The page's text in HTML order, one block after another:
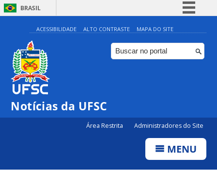
BRASIL
Simplifique!
Comunica BR
Participe
ACESSIBILIDADE ALTO CONTRASTE MAPA DO SITE
Notícias da UFSC
Área Restrita Administradores do Site
MENU